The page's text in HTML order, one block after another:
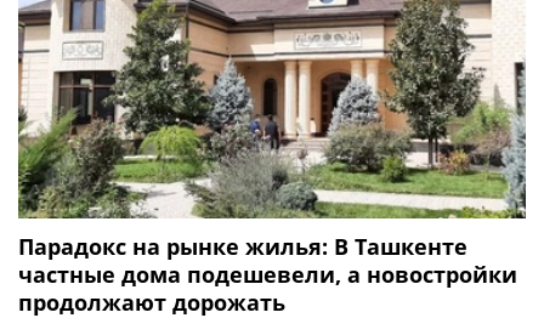
Парадокс на рынке жилья: В Ташкенте
частные дома подешевели, а новостройки
продолжают дорожать